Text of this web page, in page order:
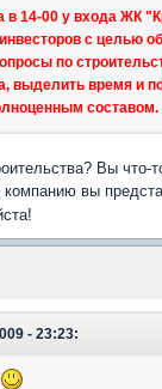
в 14-00 у входа ЖК
с целью
по
выделить время и
составом.
Вы что-
вы
- 23:23: